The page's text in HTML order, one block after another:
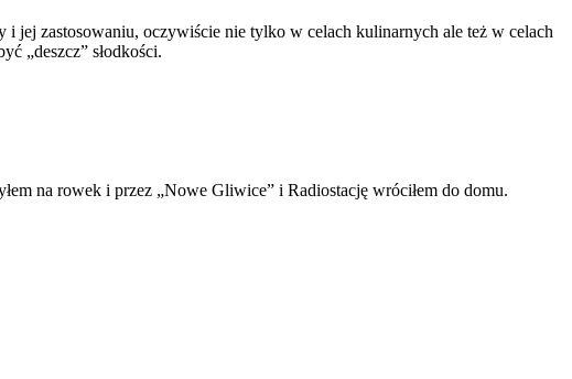
jej zastosowaniu, oczywiście nie tylko w celach kulinarnych ale też w celach
„deszcz” słodkości.
na rowek i przez „Nowe Gliwice” i Radiostację wróciłem do domu.